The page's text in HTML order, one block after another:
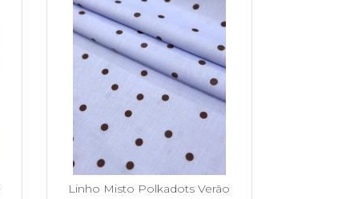
Linho Misto Polkadots Verão